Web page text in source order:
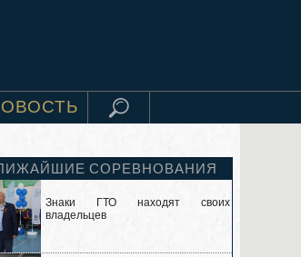
СОРЕВНОВАНИЯ
Знаки ГТО находят своих
владельцев